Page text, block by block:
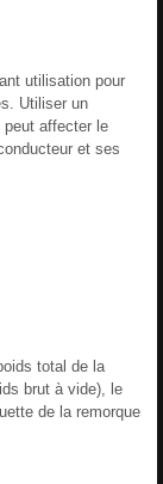
utilisation pour
Utiliser un
peut affecter le
et ses
total de la
brut à vide), le
de la remorque